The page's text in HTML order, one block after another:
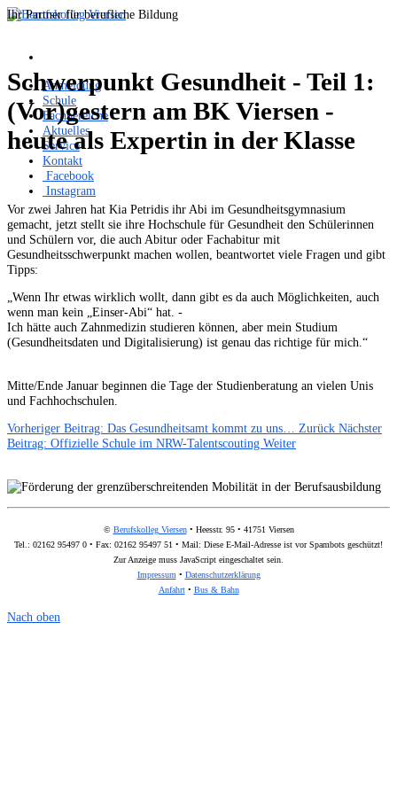
Ihr Partner für berufliche Bildung
Anmeldung
Schule
Fachbereiche
Aktuelles
Service
Kontakt
Facebook
Instagram
Schwerpunkt Gesundheit - Teil 1:
(Vor)gestern am BK Viersen -
heute als Expertin in der Klasse
Vor zwei Jahren hat Kia Petridis ihr Abi im Gesundheitsgymnasium
gemacht, jetzt stellt sie ihre Hochschule für Gesundheit den Schülerinnen
und Schülern vor, die auch Abitur oder Fachabitur mit
Gesundheitsschwerpunkt machen wollen, beantwortet viele Fragen und gibt
Tipps:
„Wenn Ihr etwas wirklich wollt, dann gibt es da auch Möglichkeiten, auch
wenn man kein „Einser-Abi“ hat. -
Ich hätte auch Zahnmedizin studieren können, aber mein Studium
(Gesundheitsdaten und Digitalisierung) ist genau das richtige für mich.“
Mitte/Ende Januar beginnen die Tage der Studienberatung an vielen Unis
und Fachhochschulen.
Vorheriger Beitrag: Das Gesundheitsamt kommt zu uns… Zurück Nächster
Beitrag: Offizielle Schule im NRW-Talentscouting Weiter
© Berufskolleg Viersen• Heesstr. 95 • 41751 Viersen
Tel.: 02162 95497 0 • Fax: 02162 95497 51 • Mail: Diese E-Mail-Adresse ist vor Spambots geschützt!
Zur Anzeige muss JavaScript eingeschaltet sein.
Impressum• Datenschutzerklärung
Anfahrt• Bus & Bahn
Nach oben